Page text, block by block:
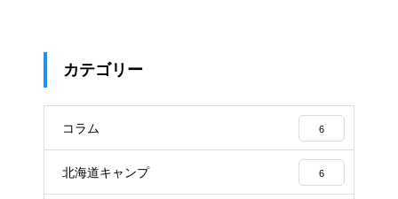
カテゴリー
コラム 6
北海道キャンプ 6